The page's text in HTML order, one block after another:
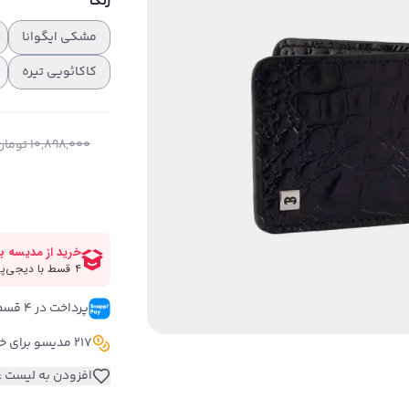
مشکی ایگوانا
کاکائویی تیره
10,898,000
پرداخت در ۴ قسط
217 مدیسو برای خرید این کالا
افزودن به لیست